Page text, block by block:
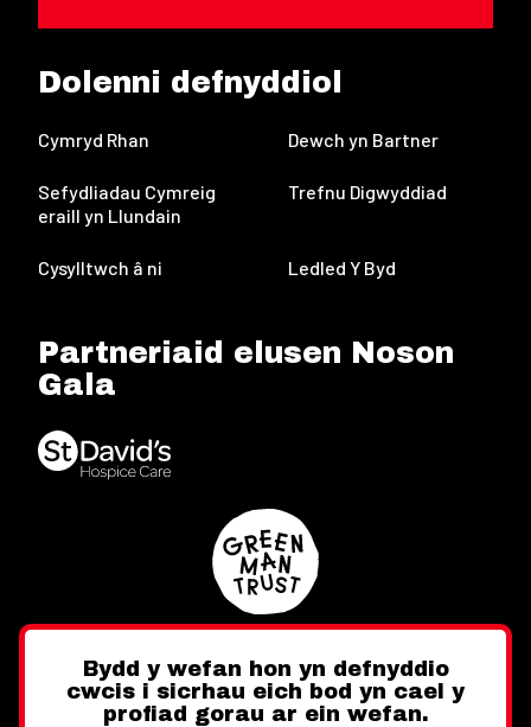
Dolenni defnyddiol
Cymryd Rhan Dewch yn Bartner
Sefydliadau Cymreig
eraill yn Llundain
Trefnu Digwyddiad
Cysylltwch â ni Ledled Y Byd
Partneriaid elusen Noson
Gala
Twitter FacebookInstagram
Bydd y wefan hon yn defnyddio
cwcis i sicrhau eich bod yn cael y
profiad gorau ar ein wefan.